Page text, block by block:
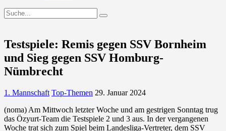
Testspiele: Remis gegen SSV Bornheim
und Sieg gegen SSV Homburg-
Nümbrecht
1. Mannschaft Top-Themen 29. Januar 2024
(noma) Am Mittwoch letzter Woche und am gestrigen Sonntag trug
das Özyurt-Team die Testspiele 2 und 3 aus. In der vergangenen
Woche trat sich zum Spiel beim Landesliga-Vertreter, dem SSV